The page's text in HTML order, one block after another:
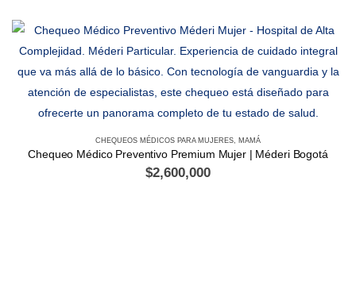
CHEQUEOS MÉDICOS PARA MUJERES MAMÁ
Chequeo Médico Preventivo Premium Mujer | Méderi Bogotá
$2,600,000